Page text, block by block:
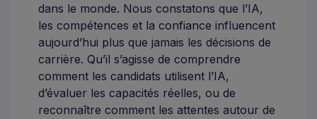
dans le monde. Nous constatons que l’IA,
les compétences et la confiance influencent
aujourd’hui plus que jamais les décisions de
carrière. Qu’il s’agisse de comprendre
comment les candidats utilisent l’IA,
d’évaluer les capacités réelles, ou de
reconnaître comment les attentes autour de